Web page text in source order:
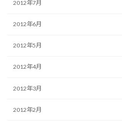
2012年7月
2012年6月
2012年5月
2012年4月
2012年3月
2012年2月